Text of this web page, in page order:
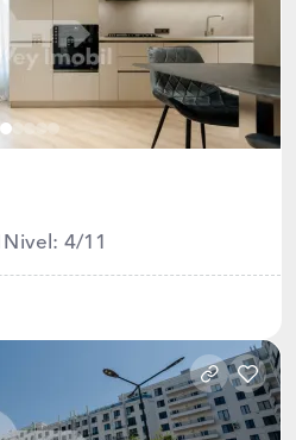
Nivel: 4/11